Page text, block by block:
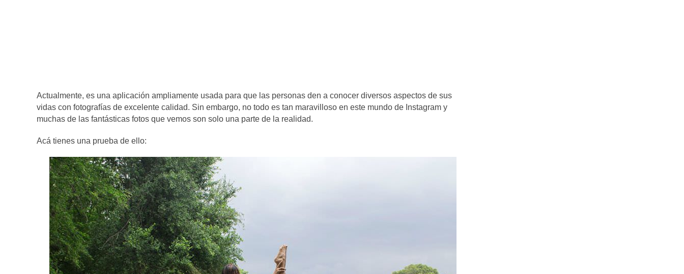
Actualmente, es una aplicación ampliamente usada para que las personas den a conocer diversos aspectos de sus
vidas con fotografías de excelente calidad. Sin embargo, no todo es tan maravilloso en este mundo de Instagram y
muchas de las fantásticas fotos que vemos son solo una parte de la realidad.
Acá tienes una prueba de ello: